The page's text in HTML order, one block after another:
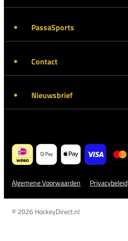
PassaSports
Contact
Nieuwsbrief
Algemene Voorwaarden Privacybeleid
© 2026 HockeyDirect.nl